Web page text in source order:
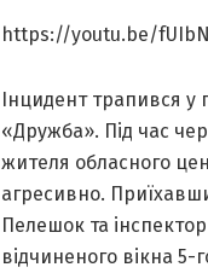
https://youtu.be/
Інцидент трапився у
«Дружба». Під час
жителя обласного
агресивно.
Пелешок та
відчиненого вікна 5-